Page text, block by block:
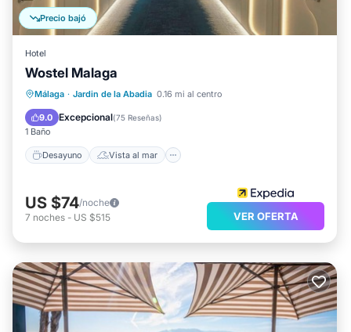
Precio bajó
Hotel
Wostel Malaga
Málaga · Jardin de la Abadia 0.16 mi al centro
9.0 Excepcional(75 Reseñas)
1 Baño
Desayuno Vista al mar
Desayuno Vista al mar
Cocina
US $74/noche
7 noches - US $515 VER OFERTA